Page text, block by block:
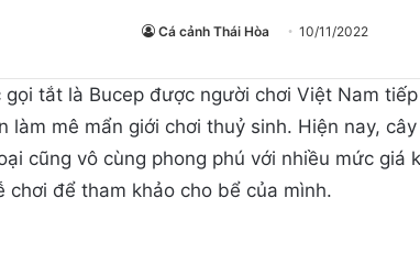
Cá cảnh Thái Hòa 10/11/2022
gọi tắt là Bucep được người chơi Việt Nam
làm mê mẩn giới chơi thuỷ sinh. Hiện nay,
cũng vô cùng phong phú với nhiều mức giá
để tham khảo cho bể của mình.